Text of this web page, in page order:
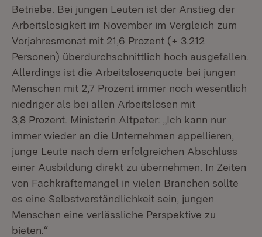
Betriebe. Bei jungen Leuten ist der Anstieg der
Arbeitslosigkeit im November im Vergleich zum
Vorjahresmonat mit 21,6 Prozent (+ 3.212
Personen) überdurchschnittlich hoch ausgefallen.
Allerdings ist die Arbeitslosenquote bei jungen
Menschen mit 2,7 Prozent immer noch wesentlich
niedriger als bei allen Arbeitslosen mit
3,8 Prozent. Ministerin Altpeter: „Ich kann nur
immer wieder an die Unternehmen appellieren,
junge Leute nach dem erfolgreichen Abschluss
einer Ausbildung direkt zu übernehmen. In Zeiten
von Fachkräftemangel in vielen Branchen sollte
es eine Selbstverständlichkeit sein, jungen
Menschen eine verlässliche Perspektive zu
bieten.“